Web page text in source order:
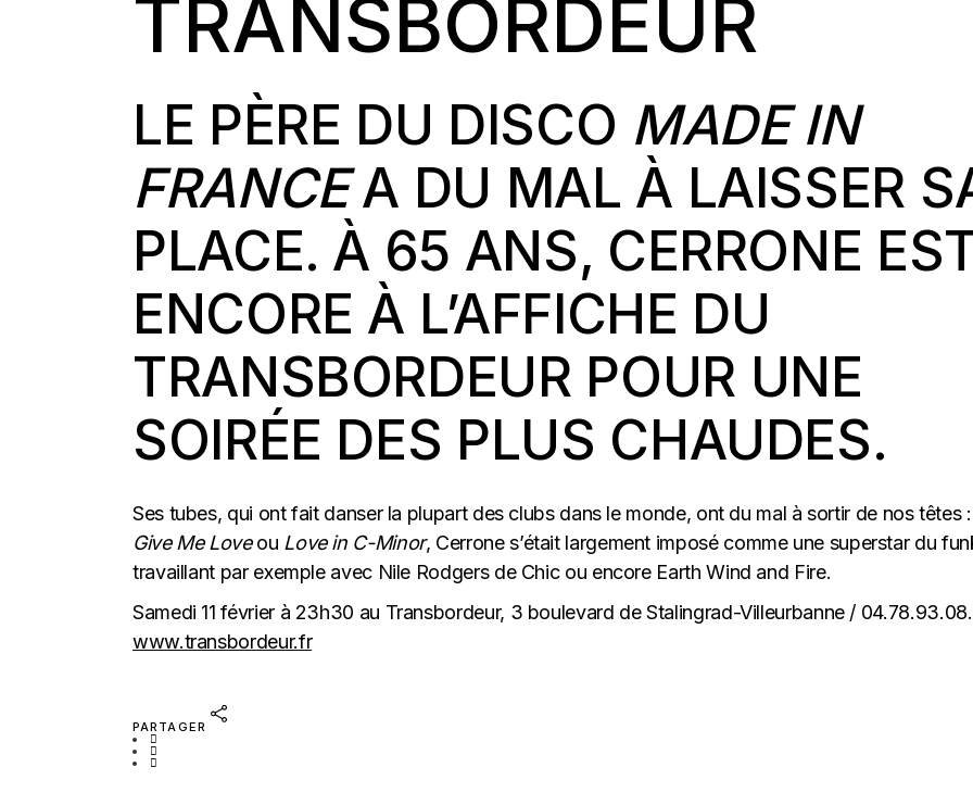
TRANSBORDEUR
LE PÈRE DU DISCO MADE IN
FRANCEA DU MAL À LAISSER
PLACE. À 65 ANS, CERRONE
ENCORE À L’AFFICHE DU
TRANSBORDEUR POUR UNE
SOIRÉE DES PLUS CHAUDES.
Ses tubes, qui ont fait danser la plupart des clubs dans le monde, ont du mal à sortir de nos têtes
Give Me Loveou Love in C-Minor, Cerrone s’était largement imposé comme une superstar du
travaillant par exemple avec Nile Rodgers de Chic ou encore Earth Wind and Fire.
Samedi 11 février à 23h30 au Transbordeur, 3 boulevard de Stalingrad-Villeurbanne /
www.transbordeur.fr
PARTAGER